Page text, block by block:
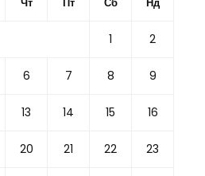
1 2
6 7 8 9
13 14 15 16
20 21 22 23